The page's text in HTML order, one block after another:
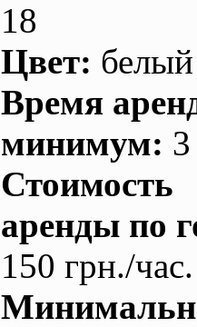
18
Цвет: белый
Время
минимум:
Стоимость
аренды по
150 грн./час.